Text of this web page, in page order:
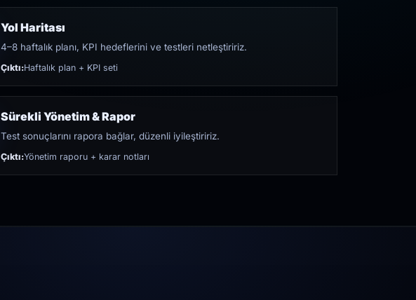
Yol Haritası
4–8 haftalık planı, KPI hedeflerini ve testleri netleştiririz.
Çıktı:Haftalık plan + KPI seti
Sürekli Yönetim & Rapor
Test sonuçlarını rapora bağlar, düzenli iyileştiririz.
Çıktı:Yönetim raporu + karar notları